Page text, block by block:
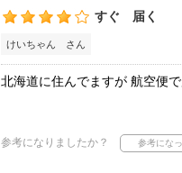
すぐ 届く
けいちゃん さん
北海道に住んでますが 航空便
参考になりましたか？